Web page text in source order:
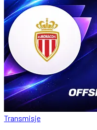
Transmisje